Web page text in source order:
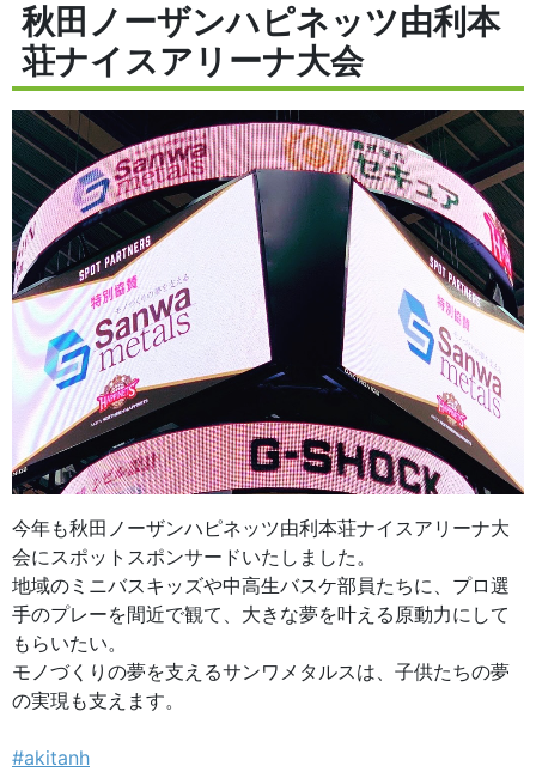
秋田ノーザンハピネッツ由利本
荘ナイスアリーナ大会
今年も秋田ノーザンハピネッツ由利本荘ナイスアリーナ大
会にスポットスポンサードいたしました。
地域のミニバスキッズや中高生バスケ部員たちに、プロ選
手のプレーを間近で観て、大きな夢を叶える原動力にして
もらいたい。
モノづくりの夢を支えるサンワメタルスは、子供たちの夢
の実現も支えます。
#akitanh